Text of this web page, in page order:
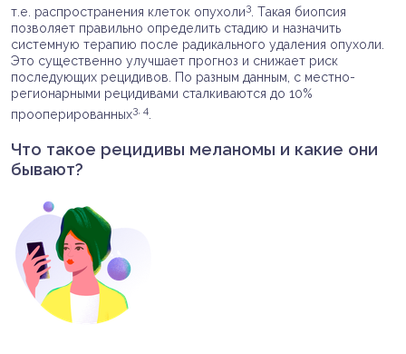
т.е. распространения клеток опухоли3 . Такая биопсия
позволяет правильно определить стадию и назначить
системную терапию после радикального удаления опухоли.
Это существенно улучшает прогноз и снижает риск
последующих рецидивов. По разным данным, с местно-
регионарными рецидивами сталкиваются до 10%
прооперированных3, 4
Что такое рецидивы меланомы и какие они
бывают?